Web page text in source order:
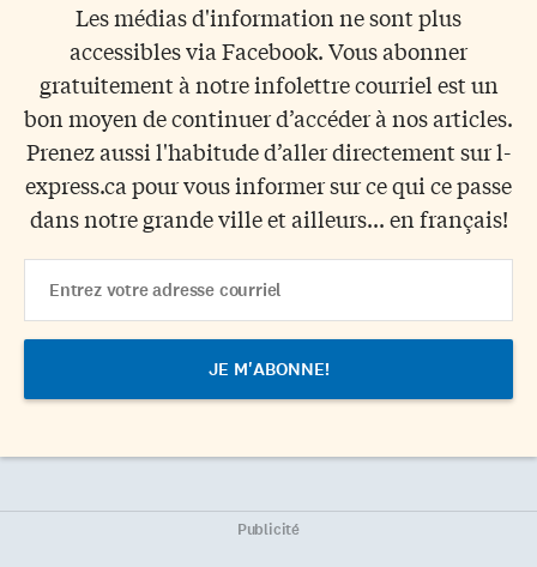
Les médias d'information ne sont plus
accessibles via Facebook. Vous abonner
gratuitement à notre infolettre courriel est un
bon moyen de continuer d’accéder à nos articles.
Prenez aussi l'habitude d’aller directement sur l-
express.ca pour vous informer sur ce qui ce passe
dans notre grande ville et ailleurs... en français!
Address
Publicité